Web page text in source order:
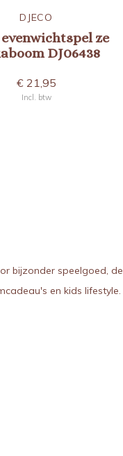
DJECO
ze
DJ06438
€ 21,95
Incl. btw
bijzonder speelgoed, de
en kids lifestyle.